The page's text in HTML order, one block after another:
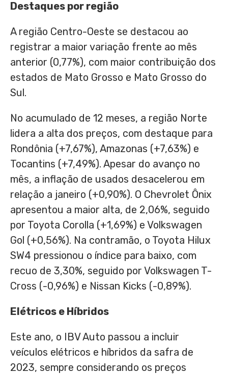
Destaques por região
A região Centro-Oeste se destacou ao
registrar a maior variação frente ao mês
anterior (0,77%), com maior contribuição dos
estados de Mato Grosso e Mato Grosso do
Sul.
No acumulado de 12 meses, a região Norte
lidera a alta dos preços, com destaque para
Rondônia (+7,67%), Amazonas (+7,63%) e
Tocantins (+7,49%). Apesar do avanço no
mês, a inflação de usados desacelerou em
relação a janeiro (+0,90%). O Chevrolet Ônix
apresentou a maior alta, de 2,06%, seguido
por Toyota Corolla (+1,69%) e Volkswagen
Gol (+0,56%). Na contramão, o Toyota Hilux
SW4 pressionou o índice para baixo, com
recuo de 3,30%, seguido por Volkswagen T-
Cross (-0,96%) e Nissan Kicks (-0,89%).
Elétricos e Híbridos
Este ano, o IBV Auto passou a incluir
veículos elétricos e híbridos da safra de
2023, sempre considerando os preços